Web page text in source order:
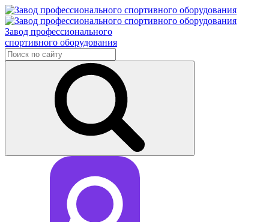
Завод профессионального
спортивного оборудования